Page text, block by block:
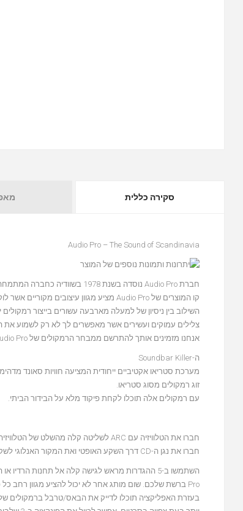
סקירה כללית
Audio Pro – The Sound of Scandinavia
חברת Audio Pro נוסדה בשנת 1978 בשוודיה כחברה המתמחה בייצור רמקולים מוגברים ייחודיים.
קו המוצרים של Audio Pro מציע מגוון עיצובים מקוריים אשר לוקחים השראה מאסתטיקה הסקנדינבית, שהולמים כל חדר בבית.
השילוב בין ניסיון של למעלה מארבעה עשורים בייצור
צלילים עמוקים ועשירים אשר מאפשרים לך לא רק לשמוע את
אנחנו מזמינים אותך להתרשם ממבחר הרמקולים של Audio Pro ולמצוא את הרמקול שמתאים במיוחד לך.
ה-Soundbar Killer
מערכת סטריאו אקטיביים ייחודית המציעה חוויות סאונד
זוג רמקולים מסוג סטריאו.
עם רמקולים אלה תוכלו לקחת פיקוד מלא על הבידור הביתי.
חברו את הטלוויזיה עם ARC לשליטה קלה מהשלט של הטלוויזיה. הזרימו מוסיקה מספקי הסטרימינג הגדולים באמצעות Wi-Fi או Bluetooth.
חברו את נגן ה-CD דרך השקע האופטי ואת המקור האנלוגי לשקע 3.5 מ”מ. כל זה נשלט על ידי אפליקציית Audio Pro או על ידי השלט רחוק המסופק עם המערכת.
Pro ברשת שלכם. שום מותג אחר לא יכול להציע מגוון רחב כל כך של חיבורים.